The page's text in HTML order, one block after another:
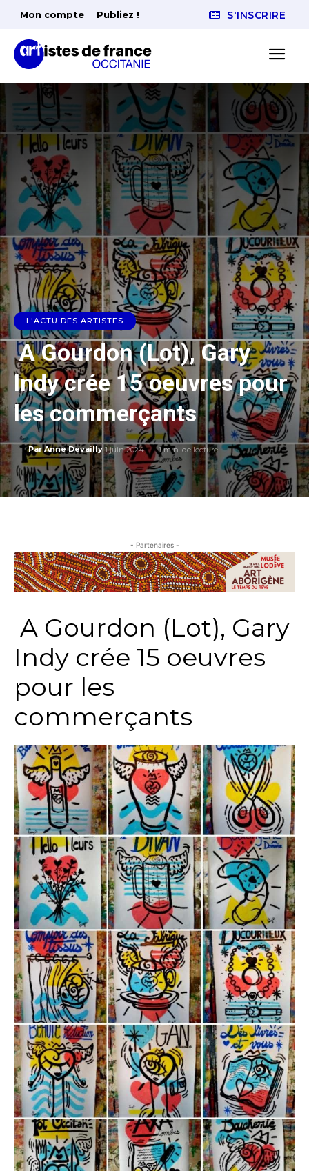
Mon compte Publiez ! S'INSCRIRE
L'ACTU DES ARTISTES
A Gourdon (Lot), Gary
Indy crée 15 oeuvres pour
les commerçants
Par Anne Devailly 1 juin 2024 1min. de lecture
- Partenaires -
A Gourdon (Lot), Gary
Indy crée 15 oeuvres
pour les
commerçants